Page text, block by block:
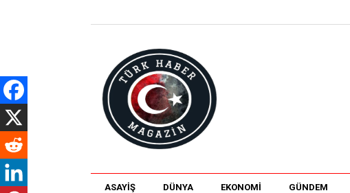
ASAYİŞ DÜNYA EKONOMİ GÜNDEM